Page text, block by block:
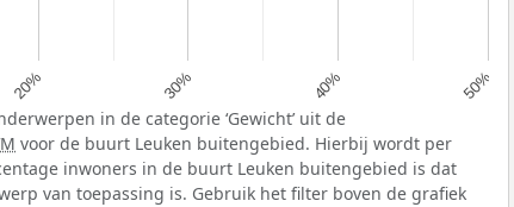
20% 30% 40% 50%
in de categorie ‘Gewicht’ uit de
voor de buurt Leuken buitengebied. Hierbij wordt per
inwoners in de buurt Leuken buitengebied is dat
van toepassing is. Gebruik het filter boven de grafiek